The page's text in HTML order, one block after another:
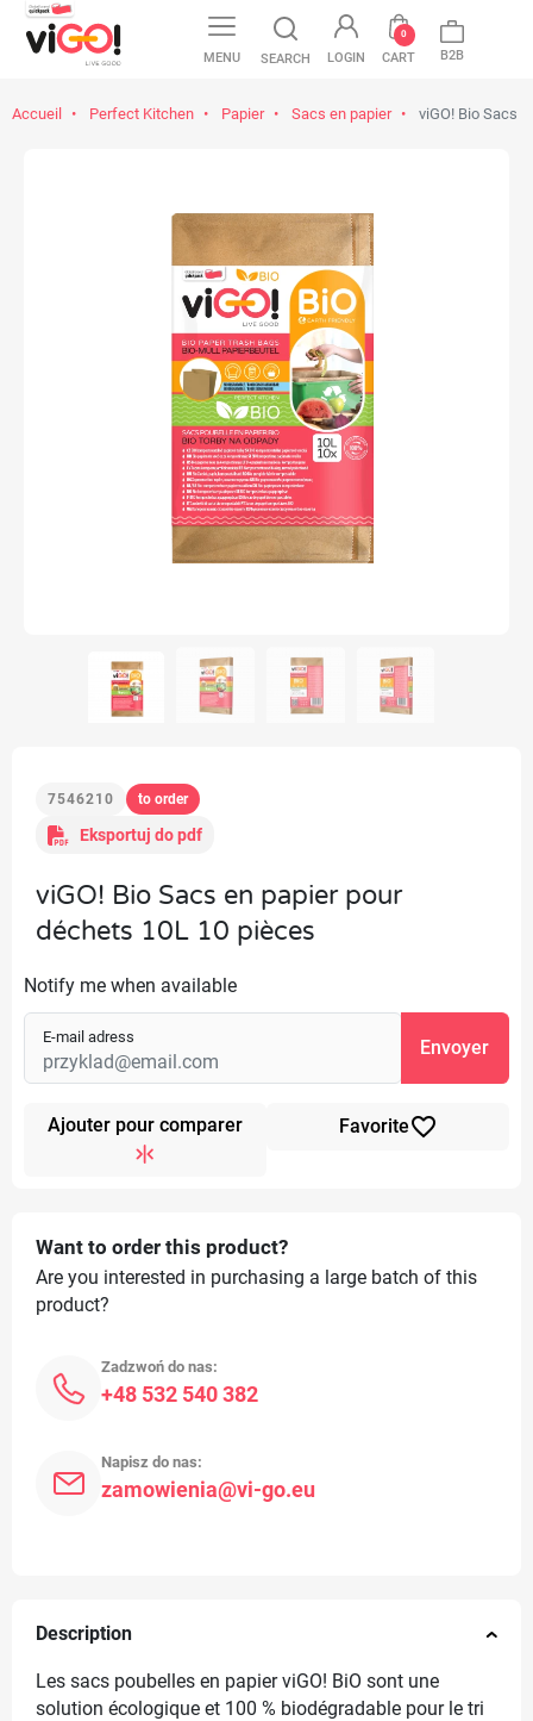
MENU SEARCH LOGIN CART
0
B2B
Accueil Perfect Kitchen Papier Sacs en papier viGO! Bio Sacs
7546210 to order
Eksportuj do pdf
viGO! Bio Sacs en papier pour
déchets 10L 10 pièces
Notify me when available
E-mail adress Envoyer
Ajouter pour comparer Favoritefavorite_border
Want to order this product?
Are you interested in purchasing a large batch of this
product?
Zadzwoń do nas:
+48 532 540 382
Napisz do nas:
zamowienia@vi-go.eu
Description
Les sacs poubelles en papier viGO! BiO sont une
solution écologique et 100 % biodégradable pour le tri